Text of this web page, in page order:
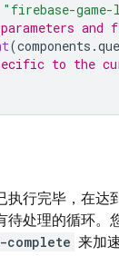
"firebase-game-
and
(components .
to the
执行完毕，在
待处理的循环
来加